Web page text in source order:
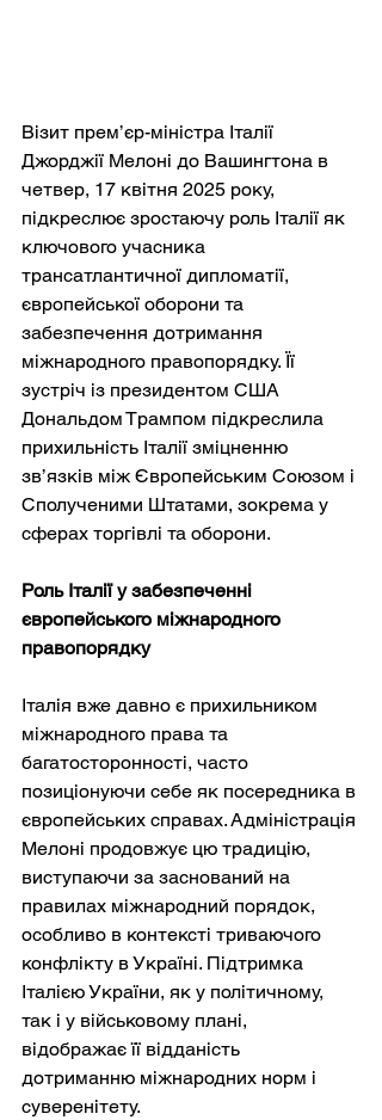
Візит прем’єр-міністра Італії
Джорджії Мелоні до Вашингтона в
четвер, 17 квітня 2025 року,
підкреслює зростаючу роль Італії як
ключового учасника
трансатлантичної дипломатії,
європейської оборони та
забезпечення дотримання
міжнародного правопорядку. Її
зустріч із президентом США
Дональдом Трампом підкреслила
прихильність Італії зміцненню
зв’язків між Європейським Союзом і
Сполученими Штатами, зокрема у
сферах торгівлі та оборони.
Роль Італії у забезпеченні
європейського міжнародного
правопорядку
Італія вже давно є прихильником
міжнародного права та
багатосторонності, часто
позиціонуючи себе як посередника в
європейських справах. Адміністрація
Мелоні продовжує цю традицію,
виступаючи за заснований на
правилах міжнародний порядок,
особливо в контексті триваючого
конфлікту в Україні. Підтримка
Італією України, як у політичному,
так і у військовому плані,
відображає її відданість
дотриманню міжнародних норм і
суверенітету.